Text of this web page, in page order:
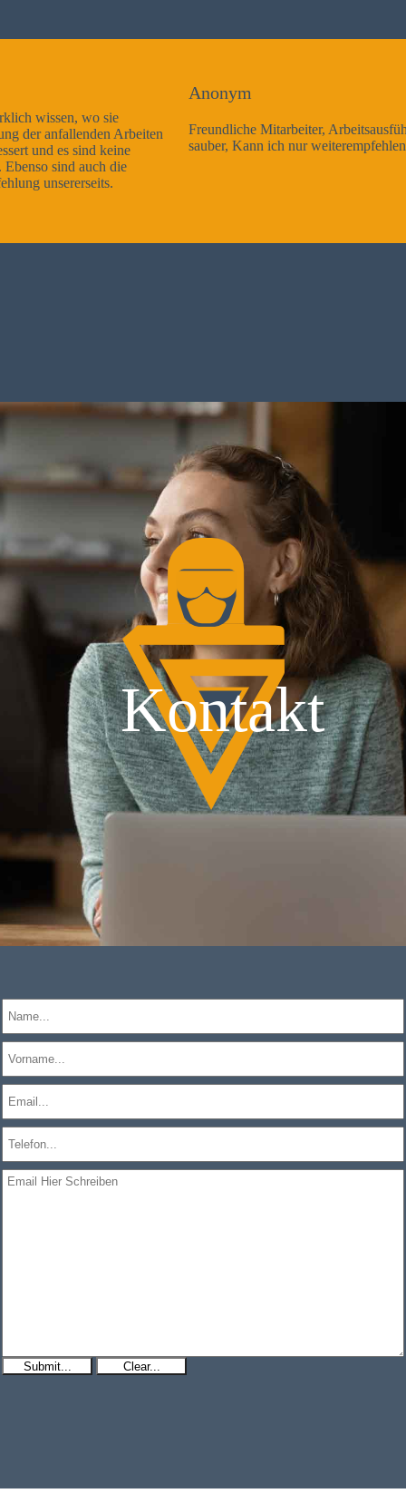
Freundliche Mitarbeiter, Arbeitsausführung sehr gut und sehr
sauber, Kann ich nur weiterempfehlen
Kontakt
Submit... Clear...